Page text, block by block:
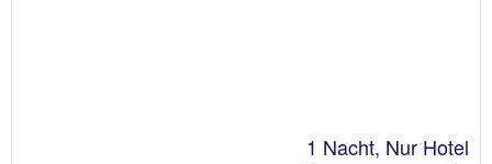
1 Nacht, Nur Hotel